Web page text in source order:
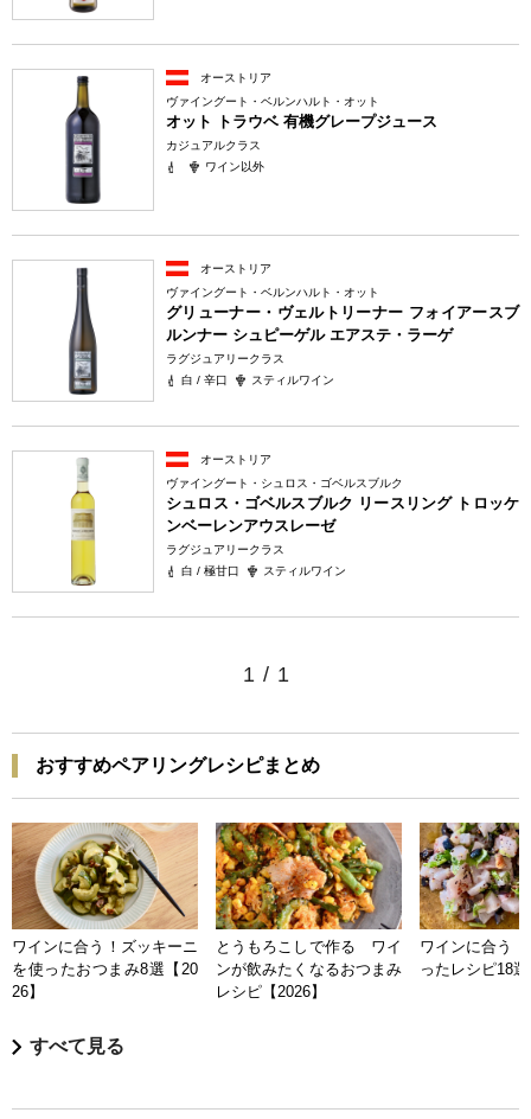
オーストリア
ヴァイングート・ベルンハルト・オット
オット トラウベ 有機グレープジュース
カジュアルクラス
ワイン以外
オーストリア
ヴァイングート・ベルンハルト・オット
グリューナー・ヴェルトリーナー フォイアースブ
ルンナー シュピーゲル エアステ・ラーゲ
ラグジュアリークラス
白 / 辛口
スティルワイン
オーストリア
ヴァイングート・シュロス・ゴベルスブルク
シュロス・ゴベルスブルク リースリング トロッケ
ンベーレンアウスレーゼ
ラグジュアリークラス
白 / 極甘口
スティルワイン
1 / 1
おすすめペアリングレシピまとめ
ワインに合う！ズッキーニ
を使ったおつまみ8選【20
26】
とうもろこしで作る ワイ
ンが飲みたくなるおつまみ
レシピ【2026】
ワインに合う
ったレシピ18
すべて見る